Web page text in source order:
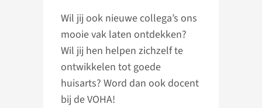
Wil jij ook nieuwe collega’s ons
mooie vak laten ontdekken?
Wil jij hen helpen zichzelf te
ontwikkelen tot goede
huisarts? Word dan ook docent
bij de VOHA!